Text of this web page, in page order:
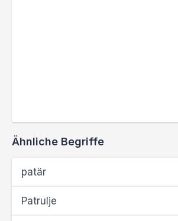
Ähnliche Begriffe
patär
Patrulje